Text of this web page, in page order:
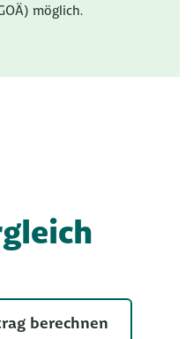
möglich.
berechnen